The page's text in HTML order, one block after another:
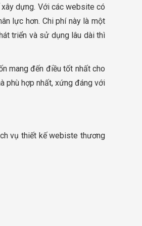
xây dựng. Với các website có
lực hơn. Chi phí này là một
triển và sử dụng lâu dài thì
mang đến điều tốt nhất cho
phù hợp nhất, xứng đáng với
vụ thiết kế webiste thương